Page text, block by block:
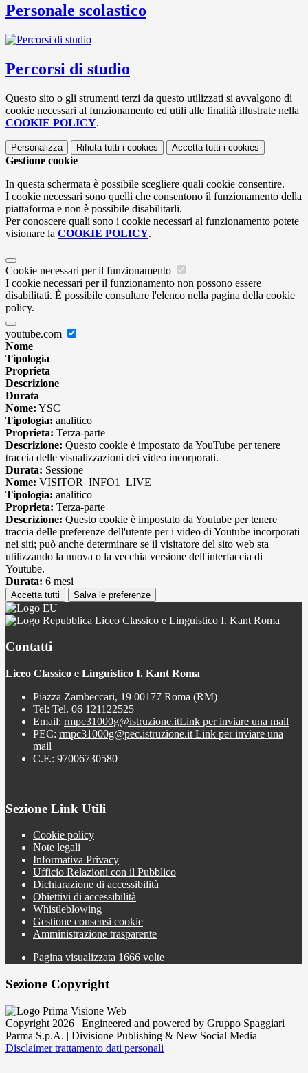
Personale scolastico
Percorsi di studio
Questo sito o gli strumenti terzi da questo utilizzati si avvalgono di
cookie necessari al funzionamento ed utili alle finalità illustrate nella
COOKIE POLICY.
Personalizza Rifiuta tutti i cookies Accetta tutti i cookies
Gestione cookie
In questa schermata è possibile scegliere quali cookie consentire.
I cookie necessari sono quelli che consentono il funzionamento della
piattaforma e non è possibile disabilitarli.
Per conoscere quali sono i cookie necessari al funzionamento potete
visionare la COOKIE POLICY.
Cookie necessari per il funzionamento
I cookie necessari per il funzionamento non possono essere
disabilitati. È possibile consultare l'elenco nella pagina della cookie
policy.
youtube.com
Nome
Tipologia
Proprieta
Descrizione
Durata
Nome: YSC
Tipologia: analitico
Proprieta: Terza-parte
Descrizione: Questo cookie è impostato da YouTube per tenere
traccia delle visualizzazioni dei video incorporati.
Durata: Sessione
Nome: VISITOR_INFO1_LIVE
Tipologia: analitico
Proprieta: Terza-parte
Descrizione: Questo cookie è impostato da Youtube per tenere
traccia delle preferenze dell'utente per i video di Youtube incorporati
nei siti; può anche determinare se il visitatore del sito web sta
utilizzando la nuova o la vecchia versione dell'interfaccia di
Youtube.
Durata: 6 mesi
Accetta tutti Salva le preferenze
Liceo Classico e Linguistico I. Kant Roma
Contatti
Liceo Classico e Linguistico I. Kant Roma
Piazza Zambeccari, 19 00177 Roma (RM)
Tel: Tel. 06 121122525
Email: rmpc31000g@istruzione.itLink per inviare una mail
PEC: rmpc31000g@pec.istruzione.it Link per inviare una
mail
C.F.: 97006730580
Sezione Link Utili
Cookie policy
Note legali
Informativa Privacy
Ufficio Relazioni con il Pubblico
Dichiarazione di accessibilità
Obiettivi di accessibilità
Whistleblowing
Gestione consensi cookie
Amministrazione trasparente
Pagina visualizzata 1666 volte
Sezione Copyright
Copyright 2026 | Engineered and powered by Gruppo Spaggiari
Parma S.p.A. | Divisione Publishing & New Social Media
Disclaimer trattamento dati personali